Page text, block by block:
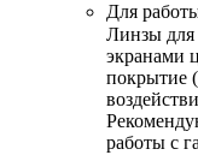
Для
Линзы для
экранами
покрытие
работы с